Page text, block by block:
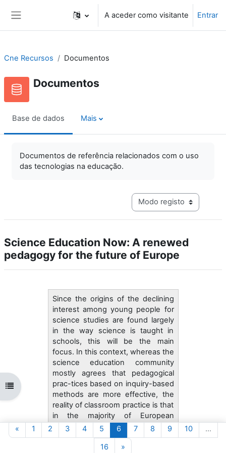
A aceder como visitante Entrar
Abrir índice da disciplina
Cne Recursos Documentos
Documentos
Base de dados Mais
Documentos de referência relacionados com o uso
das tecnologias na educação.
Navegação terciária do
Science Education Now: A renewed
pedagogy for the future of Europe
Since the origins of the declining
interest among young people for
science studies are found largely
in the way science is taught in
schools, this will be the main
focus. In this context, whereas the
science education community
mostly agrees that pedagogical
prac-tices based on inquiry-based
methods are more effective, the
reality of classroom practice is that
in the majority of European
countries, these methods are
simply not being implemented.
The current initiatives in Europe
«Página anterior
1 Página 1
2Página 2
3Página 3
4Página 4
5Página 5
6Página 6
7Página 7
8Página 8
9Página 9
10Página 10
…
16Página 16
»